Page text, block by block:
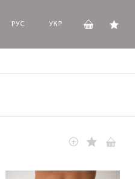
РУС УКР